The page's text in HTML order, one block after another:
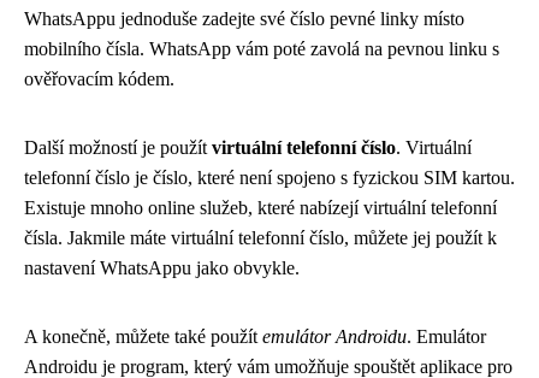
WhatsAppu jednoduše zadejte své číslo pevné linky místo
mobilního čísla. WhatsApp vám poté zavolá na pevnou linku s
ověřovacím kódem.
Další možností je použít virtuální telefonní číslo. Virtuální
telefonní číslo je číslo, které není spojeno s fyzickou SIM kartou.
Existuje mnoho online služeb, které nabízejí virtuální telefonní
čísla. Jakmile máte virtuální telefonní číslo, můžete jej použít k
nastavení WhatsAppu jako obvykle.
A konečně, můžete také použít emulátor Androidu. Emulátor
Androidu je program, který vám umožňuje spouštět aplikace pro